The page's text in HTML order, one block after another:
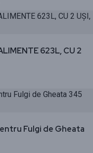
623L, CU 2
Fulgi de Gheata